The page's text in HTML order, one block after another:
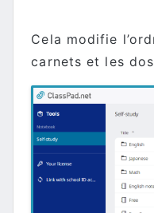
Cela modifie
carnets et les